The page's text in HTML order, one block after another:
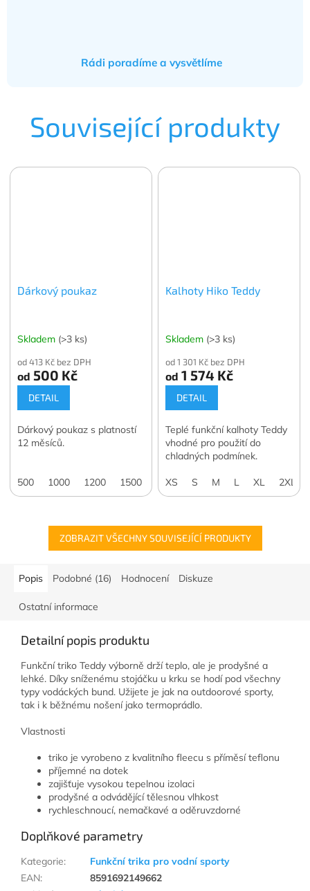
Rádi poradíme a vysvětlíme
Související produkty
Dárkový poukaz
Skladem (>3 ks)
od 413 Kč bez DPH
od 500 Kč
DETAIL
Dárkový poukaz s platností
12 měsíců.
500 1000 1200 1500 2000 3000 4000 5000
Kalhoty Hiko Teddy
Skladem (>3 ks)
od 1 301 Kč bez DPH
od 1 574 Kč
DETAIL
Teplé funkční kalhoty Teddy
vhodné pro použití do
chladných podmínek.
XS S M L XL 2XL
ZOBRAZIT VŠECHNY SOUVISEJÍCÍ PRODUKTY
Popis Podobné (16) Hodnocení Diskuze
Ostatní informace
Detailní popis produktu
Funkční triko Teddy výborně drží teplo, ale je prodyšné a
lehké. Díky sníženému stojáčku u krku se hodí pod všechny
typy vodáckých bund. Užijete je jak na outdoorové sporty,
tak i k běžnému nošení jako termoprádlo.
Vlastnosti
triko je vyrobeno z kvalitního fleecu s příměsí teflonu
příjemné na dotek
zajišťuje vysokou tepelnou izolaci
prodyšné a odvádějící tělesnou vlhkost
rychleschnoucí, nemačkavé a oděruvzdorné
Doplňkové parametry
Kategorie:
Funkční trika pro vodní sporty
EAN:
8591692149662